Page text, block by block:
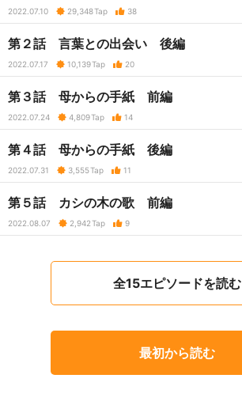
2022.07.10 29,348Tap 38
第２話 言葉との出会い 後編
2022.07.17 10,139Tap 20
第３話 母からの手紙 前編
2022.07.24 4,809Tap 14
第４話 母からの手紙 後編
2022.07.31 3,555Tap 11
第５話 カシの木の歌 前編
2022.08.07 2,942Tap 9
全15エピソードを読む
最初から読む